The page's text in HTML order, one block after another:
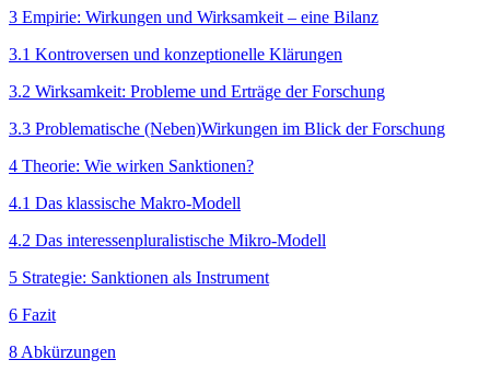
3 Empirie: Wirkungen und Wirksamkeit – eine Bilanz
3.1 Kontroversen und konzeptionelle Klärungen
3.2 Wirksamkeit: Probleme und Erträge der Forschung
3.3 Problematische (Neben)Wirkungen im Blick der Forschung
4 Theorie: Wie wirken Sanktionen?
4.1 Das klassische Makro-Modell
4.2 Das interessenpluralistische Mikro-Modell
5 Strategie: Sanktionen als Instrument
6 Fazit
8 Abkürzungen